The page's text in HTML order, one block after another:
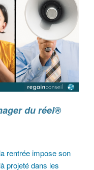
du réel®
rentrée impose son
projeté dans les